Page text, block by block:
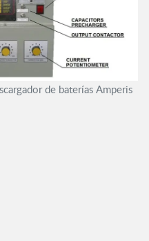
de baterías Amperis